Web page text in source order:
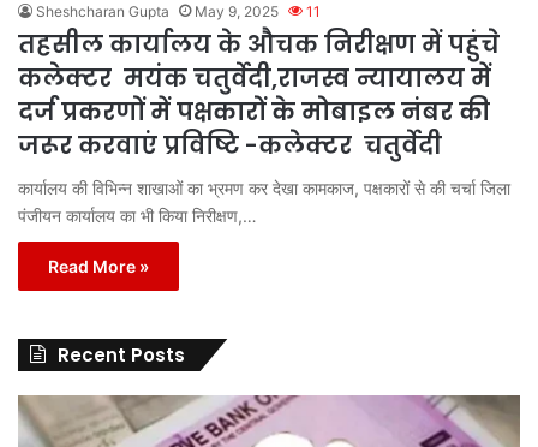
Sheshcharan Gupta May 9, 2025 11
तहसील कार्यालय के औचक निरीक्षण में पहुंचे
कलेक्टर मयंक चतुर्वेदी,राजस्व न्यायालय में
दर्ज प्रकरणों में पक्षकारों के मोबाइल नंबर की
जरूर करवाएं प्रविष्टि -कलेक्टर चतुर्वेदी
कार्यालय की विभिन्न शाखाओं का भ्रमण कर देखा कामकाज, पक्षकारों से की चर्चा जिला
पंजीयन कार्यालय का भी किया निरीक्षण,…
Read More »
Recent Posts